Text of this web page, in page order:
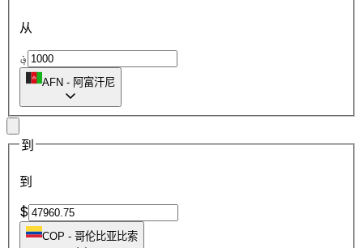
从
؋
AFN - 阿富汗尼
到
到
$
COP - 哥伦比亚比索